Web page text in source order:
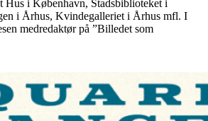
Hus i København, Stadsbiblioteket i
i Århus, Kvindegalleriet i Århus mfl. I
medredaktør på ”Billedet som